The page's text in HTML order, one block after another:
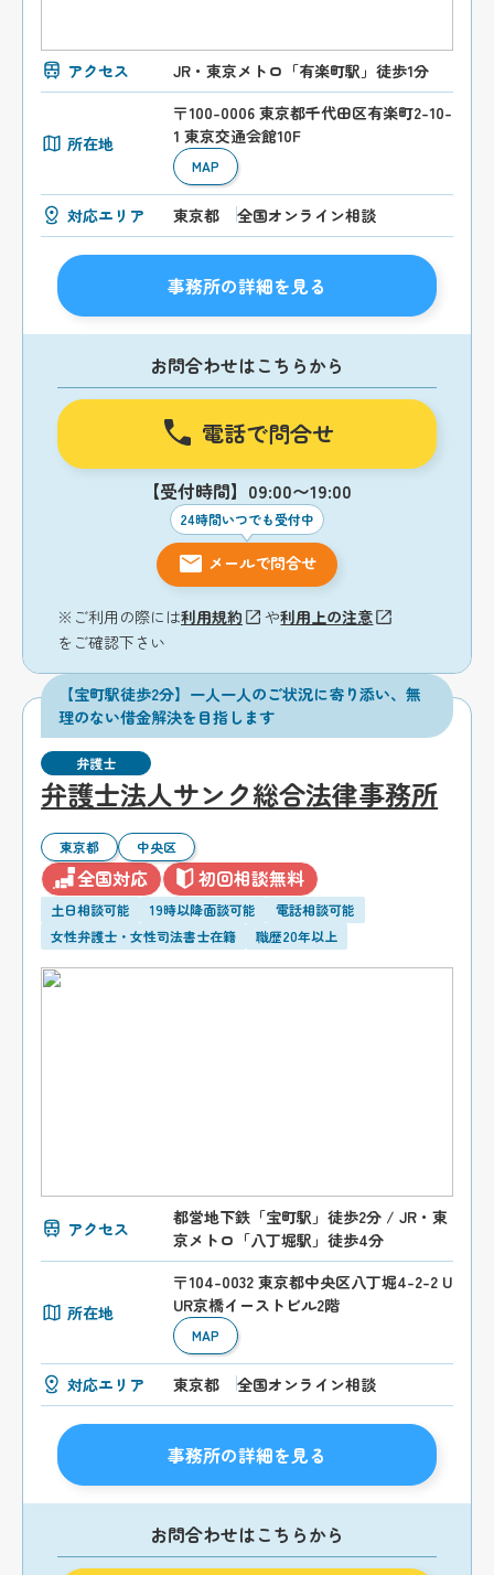
アクセス JR・東京メトロ「有楽町駅」徒歩1分
所在地
〒100-0006 東京都千代田区有楽町2-10-
1 東京交通会館10F
MAP
対応エリア 東京都 全国オンライン相談
事務所の詳細を見る
お問合わせはこちらから
電話で問合せ
【受付時間】09:00〜19:00
24時間いつでも受付中
メールで問合せ
※ご利用の際には利用規約 や利用上の注意
をご確認下さい
【宝町駅徒歩2分】一人一人のご状況に寄り添い、無
理のない借金解決を目指します
弁護士
弁護士法人サンク総合法律事務所
東京都 中央区
全国対応 初回相談無料
土日相談可能 19時以降面談可能
電話相談可能
女性弁護士・女性司法書士在籍
職歴20年以上
アクセス
都営地下鉄「宝町駅」徒歩2分 / JR・東
京メトロ「八丁堀駅」徒歩4分
所在地
〒104-0032 東京都中央区八丁堀4-2-2 U
UR京橋イーストビル2階
MAP
対応エリア 東京都 全国オンライン相談
事務所の詳細を見る
お問合わせはこちらから